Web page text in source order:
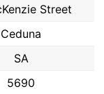
Street
Ceduna
SA
5690